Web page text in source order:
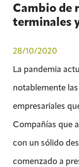
Cambio de
terminales
28/10/2020
La pandemia
notablemente
empresariales
Compañías que
con un sólido
comenzado a